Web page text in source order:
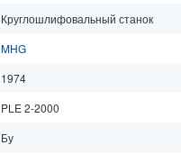
Круглошлифовальный станок
MHG
1974
PLE 2-2000
Бу